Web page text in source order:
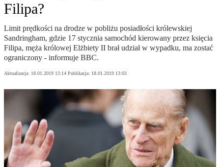
Filipa?
Limit prędkości na drodze w pobliżu posiadłości królewskiej
Sandringham, gdzie 17 stycznia samochód kierowany przez księcia
Filipa, męża królowej Elżbiety II brał udział w wypadku, ma zostać
ograniczony - informuje BBC.
Aktualizacja: 18.01.2019 13:14 Publikacja: 18.01.2019 13:03